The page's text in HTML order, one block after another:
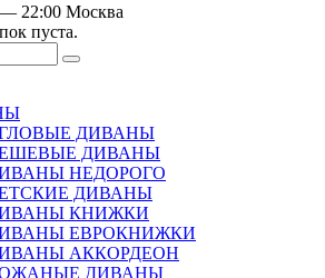
22:00 Москва
пуста.
ДИВАНЫ
ДИВАНЫ
НЕДОРОГО
ДИВАНЫ
КНИЖКИ
ЕВРОКНИЖКИ
АККОРДЕОН
ДИВАНЫ